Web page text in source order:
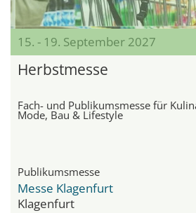
15. - 19. September 2027
Herbstmesse
Fach- und Publikumsmesse für
Mode, Bau & Lifestyle
Publikumsmesse
Messe Klagenfurt
Klagenfurt